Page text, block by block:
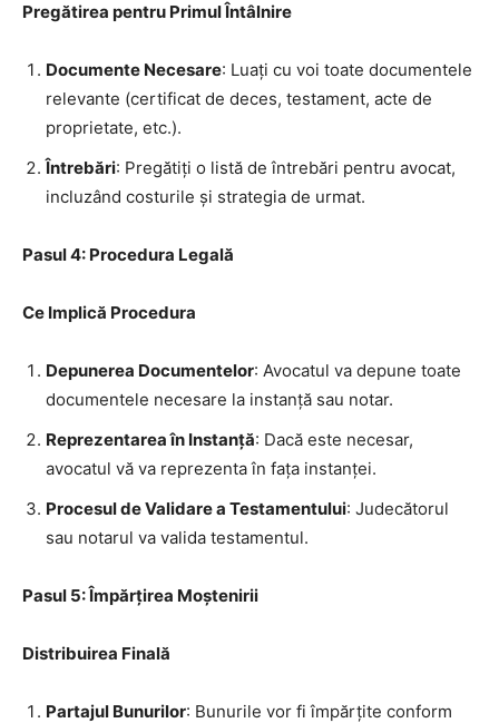
Pregătirea pentru Primul Întâlnire
Documente Necesare: Luați cu voi toate documentele
relevante (certificat de deces, testament, acte de
proprietate, etc.).
Întrebări: Pregătiți o listă de întrebări pentru avocat,
incluzând costurile și strategia de urmat.
Pasul 4: Procedura Legală
Ce Implică Procedura
Depunerea Documentelor: Avocatul va depune toate
documentele necesare la instanță sau notar.
Reprezentarea în Instanță: Dacă este necesar,
avocatul vă va reprezenta în fața instanței.
Procesul de Validare a Testamentului: Judecătorul
sau notarul va valida testamentul.
Pasul 5: Împărțirea Moștenirii
Distribuirea Finală
Partajul Bunurilor: Bunurile vor fi împărțite conform